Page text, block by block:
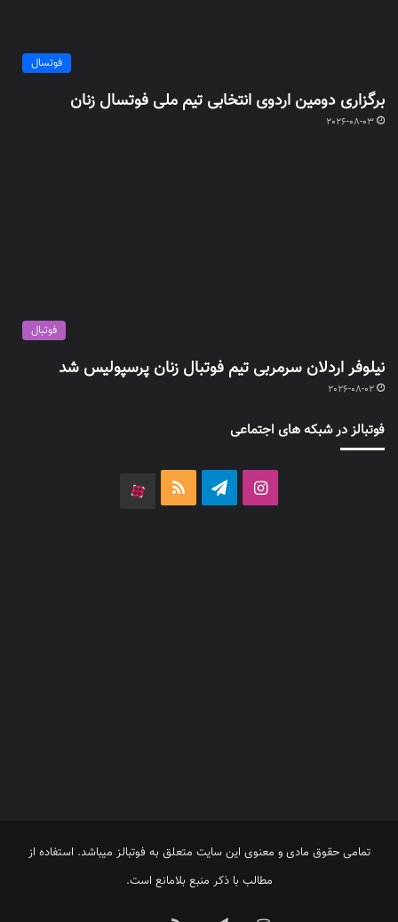
فوتسال
برگزاری دومین اردوی انتخابی تیم ملی فوتسال زنان
2026-08-03
فوتبال
نیلوفر اردلان سرمربی تیم فوتبال زنان پرسپولیس شد
2026-08-02
فوتبالز در شبکه های اجتماعی
اینستاگرامتلگرام خوراک
تمامی حقوق مادی و معنوی این سایت متعلق به فوتبالز میباشد. استفاده از
مطالب با ذکر منبع بلامانع است.